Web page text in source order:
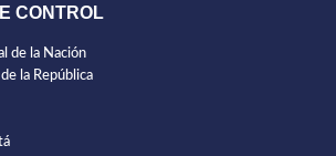
CONTROL
de la Nación
la República